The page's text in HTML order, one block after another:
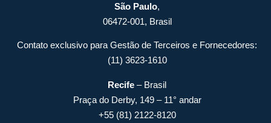
São Paulo,
06472-001, Brasil
Contato exclusivo para Gestão de Terceiros e Fornecedores:
(11) 3623-1610
Recife – Brasil
Praça do Derby, 149 – 11° andar
+55 (81) 2122-8120